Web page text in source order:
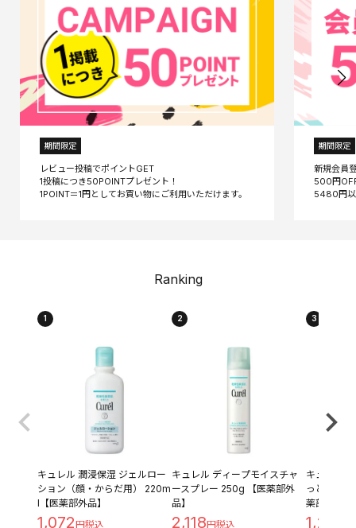
期間限定
レビュー投稿でポイントGET
1投稿につき50POINTプレゼント！
期間限定
新規会員
500円
Ranking
1
キュレル 潤浸保湿 ジェルロー
ション（顔・からだ用） 220m
l【医薬部外品】
1,072
2
キュレル ディープモイスチャ
ースプレー 250g 【医薬部外
品】
2,118
3
キュレル
っとり つ
薬部外品】
1,209